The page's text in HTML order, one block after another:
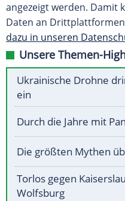
angezeigt werden. Damit
Daten an
dazu in unseren
Unsere Themen-
Ukrainische Drohne
ein
Durch die Jahre mit
Die größten Mythen
Torlos gegen
Wolfsburg